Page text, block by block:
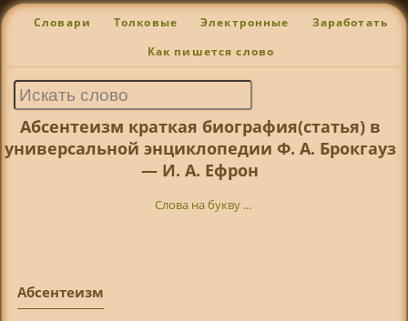
Словари Толковые Электронные Заработать
Как пишется слово
Абсентеизм краткая биография(статья) в
универсальной энциклопедии Ф. А. Брокгауз
— И. А. Ефрон
Слова на букву ...
Абсентеизм